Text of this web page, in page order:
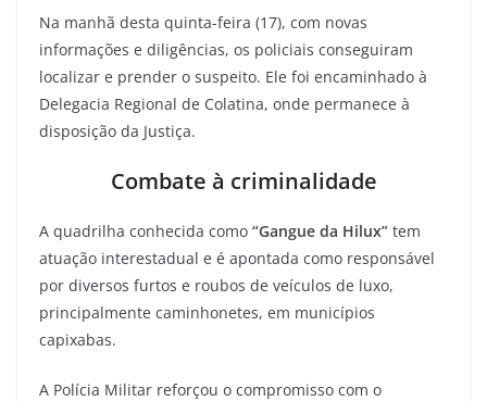
Na manhã desta quinta-feira (17), com novas
informações e diligências, os policiais conseguiram
localizar e prender o suspeito. Ele foi encaminhado à
Delegacia Regional de Colatina, onde permanece à
disposição da Justiça.
Combate à criminalidade
A quadrilha conhecida como “Gangue da Hilux” tem
atuação interestadual e é apontada como responsável
por diversos furtos e roubos de veículos de luxo,
principalmente caminhonetes, em municípios
capixabas.
A Polícia Militar reforçou o compromisso com o